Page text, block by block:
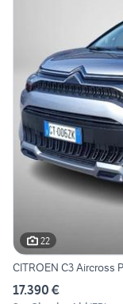
22
CITROEN C3 Aircross
17.390 €